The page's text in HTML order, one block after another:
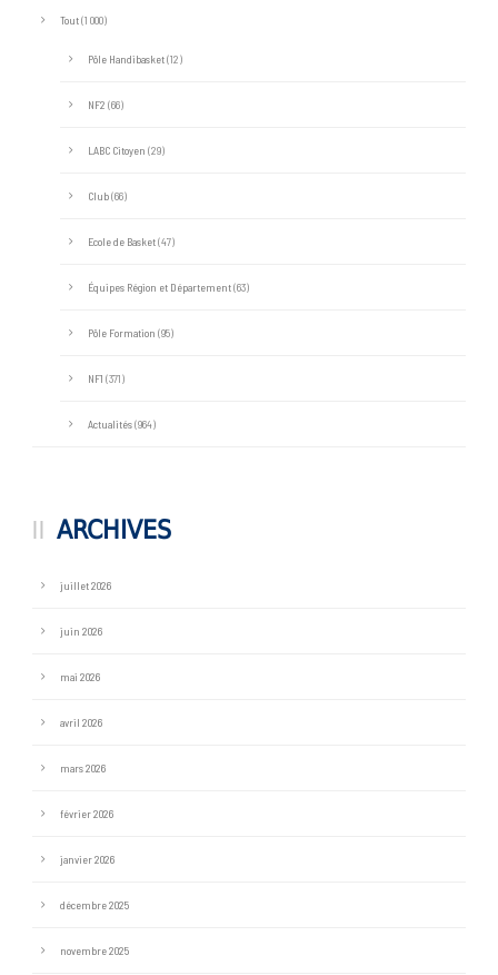
Tout(1 000)
Pôle Handibasket(12)
NF2 (66)
LABC Citoyen (29)
Club(66)
Ecole de Basket(47)
Équipes Région et Département(63)
Pôle Formation (95)
NF1 (371)
Actualités(964)
ARCHIVES
juillet 2026
juin 2026
mai 2026
avril 2026
mars 2026
février 2026
janvier 2026
décembre 2025
novembre 2025